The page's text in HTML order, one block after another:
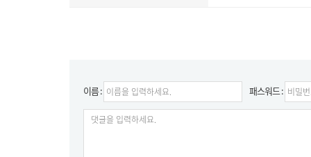
이름 : 패스워드 :